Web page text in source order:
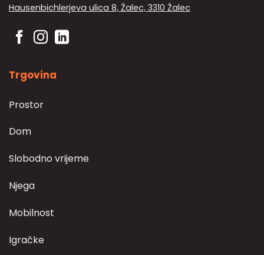
Hausenbichlerjeva ulica 8, Žalec, 3310 Žalec
Trgovina
Prostor
Dom
Slobodno vrijeme
Njega
Mobilnost
Igračke